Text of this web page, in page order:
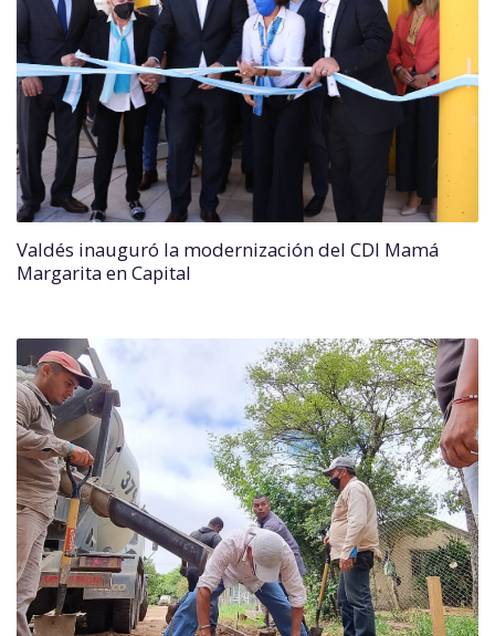
Valdés inauguró la modernización del CDI Mamá
Margarita en Capital